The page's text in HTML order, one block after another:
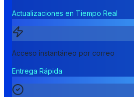
Actualizaciones en Tiempo Real
Acceso instantáneo por correo
Entrega Rápida